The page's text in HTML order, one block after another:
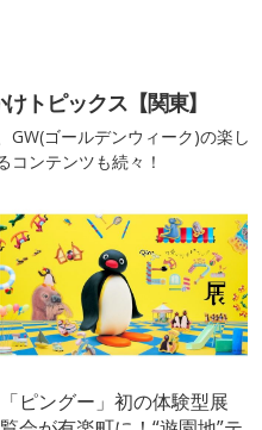
トピックス【関東】
GW(ゴールデンウィーク)の楽し
コンテンツも続々！
「ピングー」初の体験型展